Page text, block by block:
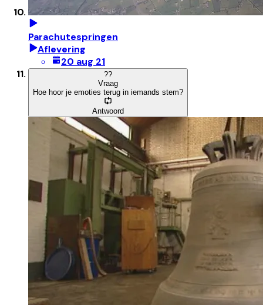
Parachutespringen
Aflevering
20 aug 21
??
Vraag
Hoe hoor je emoties terug in iemands stem?
Antwoord